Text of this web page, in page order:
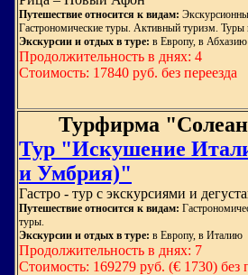
Путешествие относится к видам:
Гастрономические туры. Активный туризм. Туры
Экскурсии и отдых в туре: в Европу, в Абхазию
Продолжительность в днях: 4
Стоимость: 17840 руб. без переезда
Турфирма
Тур "Искушение
и Умбрия)"
Гастро - тур с экскурсиями и
Путешествие относится к видам:
туры.
Экскурсии и отдых в туре: в Европу, в Италию
Продолжительность в днях: 7
Стоимость: 169279 руб. (€ 1730) без